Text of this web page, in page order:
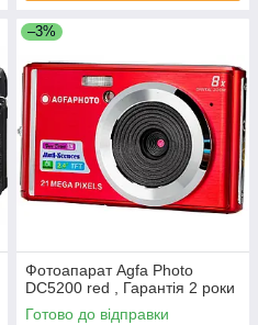
–3%
Фотоапарат Agfa Photo
DC5200 red , Гарантія 2 роки
Готово до відправки